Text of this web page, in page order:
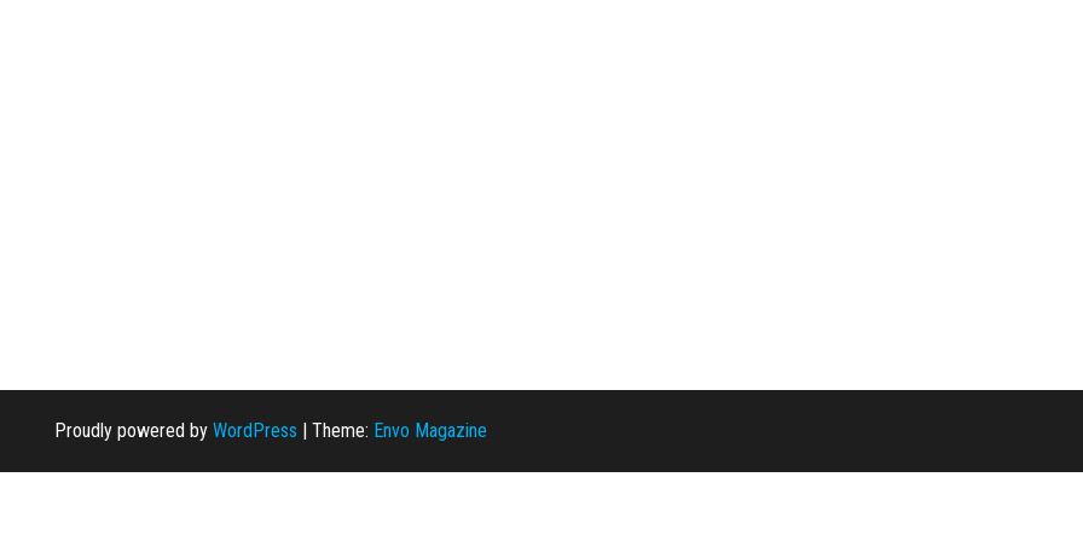
Proudly powered by WordPress | Theme: Envo Magazine